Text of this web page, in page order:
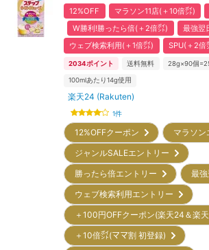
12%OFF マラソン11店(＋10倍㌽)
W勝利!勝ったら倍(＋2倍㌽)
最強翌
ウェブ検索利用(＋1倍㌽)
SPU(＋2倍
2034ポイント 送料無料 28g×90個
100mlあたり14g使用
楽天24 (Rakuten)
1件
12%OFFクーポン
マラソ
ジャンルSALEエントリー
勝ったら倍エントリー
最
ウェブ検索利用エントリー
＋100円OFFクーポン(楽天24＆楽
＋10倍㌽(ママ割 初登録)